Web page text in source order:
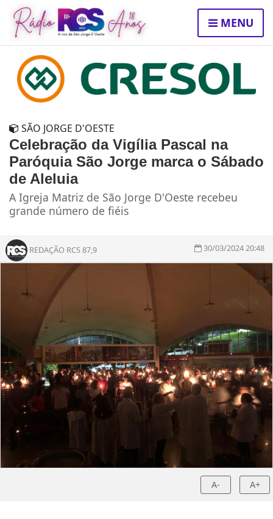
MENU
SÃO JORGE D'OESTE
Celebração da Vigília Pascal na
Paróquia São Jorge marca o Sábado
de Aleluia
A Igreja Matriz de São Jorge D'Oeste recebeu
grande número de fiéis
REDAÇÃO RCS 87,9 30/03/2024 20:48
A- A+